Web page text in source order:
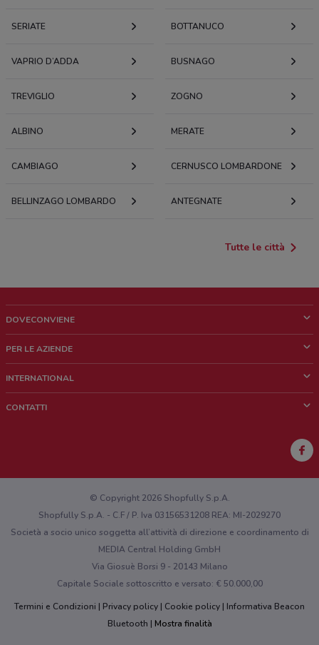
SERIATE BOTTANUCO
VAPRIO D’ADDA BUSNAGO
TREVIGLIO ZOGNO
ALBINO MERATE
CAMBIAGO CERNUSCO LOMBARDONE
BELLINZAGO LOMBARDO ANTEGNATE
Tutte le città
DOVECONVIENE
Chi siamo
Lavora con noi
PER LE AZIENDE
Richieste commerciali e marketing
INTERNATIONAL
CONTATTI
Hai un malfunzionamento sul web o sull'app?
© Copyright 2026 Shopfully S.p.A.
Shopfully S.p.A. - C.F / P. Iva 03156531208 REA: MI-2029270
Società a socio unico soggetta all’attività di direzione e coordinamento di
MEDIA Central Holding GmbH
Via Giosuè Borsi 9 - 20143 Milano
Capitale Sociale sottoscritto e versato: € 50.000,00
Termini e Condizioni
Privacy policy Cookie policy
Informativa Beacon
Bluetooth
Mostra finalità